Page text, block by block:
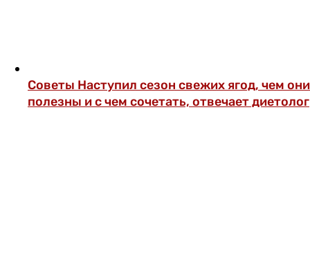
Советы Наступил сезон свежих ягод, чем они
полезны и с чем сочетать, отвечает диетолог